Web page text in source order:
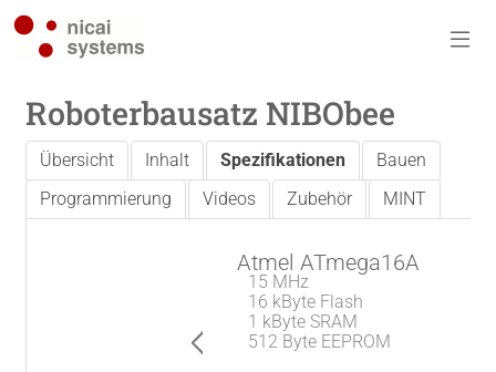
Roboterbausatz NIBObee
Übersicht Inhalt Spezifikationen
Bauen
Programmierung
Videos Zubehör MINT
Atmel ATmega16A
15 MHz
16 kByte Flash
1 kByte SRAM
512 Byte EEPROM